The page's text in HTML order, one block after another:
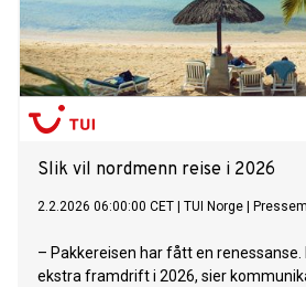
Slik vil nordmenn reise i 2026
2.2.2026 06:00:00 CET TUI Norge
– Pakkereisen har fått en
ekstra framdrift i 2026, sier